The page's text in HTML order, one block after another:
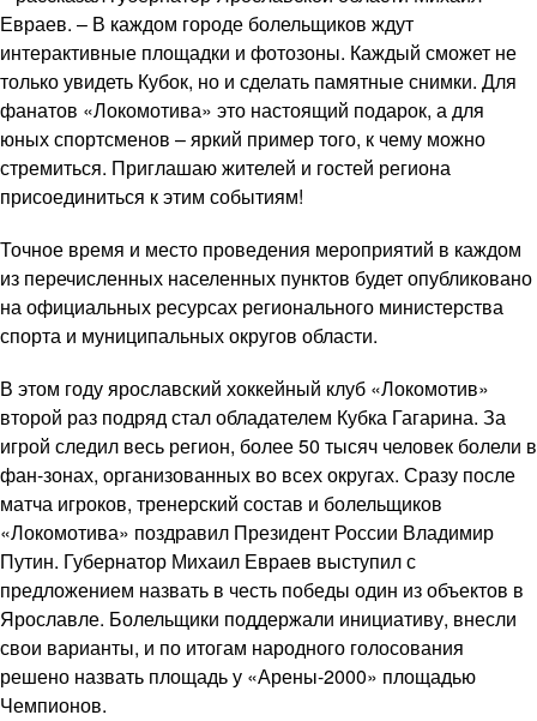
Евраев. – В каждом городе болельщиков ждут
интерактивные площадки и фотозоны. Каждый сможет не
только увидеть Кубок, но и сделать памятные снимки. Для
фанатов «Локомотива» это настоящий подарок, а для
юных спортсменов – яркий пример того, к чему можно
стремиться. Приглашаю жителей и гостей региона
присоединиться к этим событиям!
Точное время и место проведения мероприятий в каждом
из перечисленных населенных пунктов будет опубликовано
на официальных ресурсах регионального министерства
спорта и муниципальных округов области.
В этом году ярославский хоккейный клуб «Локомотив»
второй раз подряд стал обладателем Кубка Гагарина. За
игрой следил весь регион, более 50 тысяч человек болели в
фан-зонах, организованных во всех округах. Сразу после
матча игроков, тренерский состав и болельщиков
«Локомотива» поздравил Президент России Владимир
Путин. Губернатор Михаил Евраев выступил с
предложением назвать в честь победы один из объектов в
Ярославле. Болельщики поддержали инициативу, внесли
свои варианты, и по итогам народного голосования
решено назвать площадь у «Арены-2000» площадью
Чемпионов.